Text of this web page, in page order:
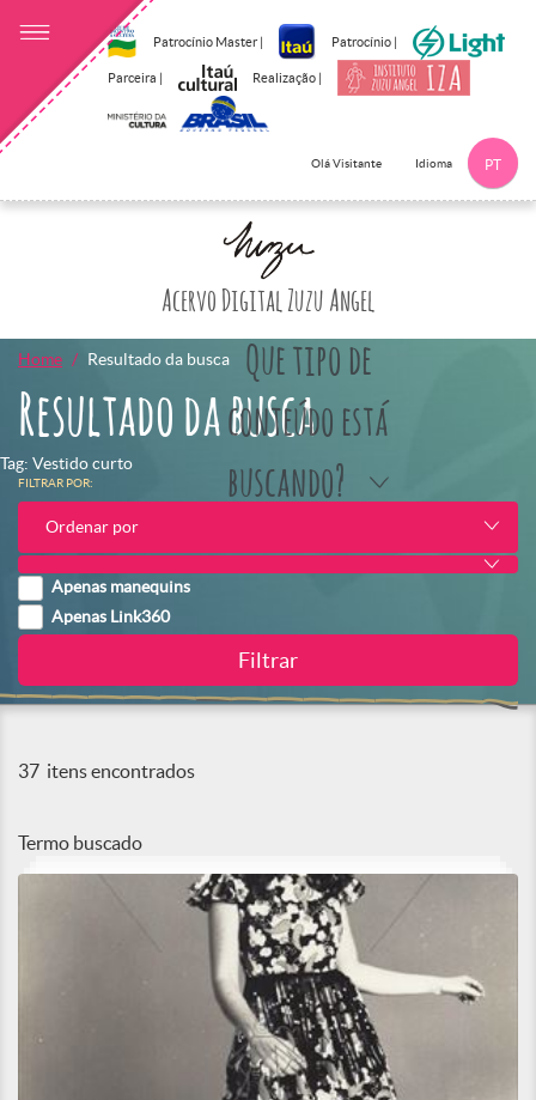
Patrocínio Master | Patrocínio |
Parceira | Realização |
Olá Visitante Idioma PT
Acervo Digital Zuzu Angel
Que tipo de
conteúdo está
buscando?
Home Resultado da busca
Resultado da busca
Tag: Vestido curto
FILTRAR POR:
Ordenar por
Apenas manequins
Apenas Link360
37 itens encontrados
Termo buscado